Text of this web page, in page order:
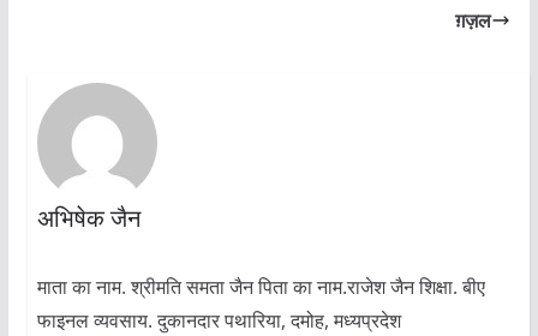
ग़ज़ल
अभिषेक जैन
माता का नाम. श्रीमति समता जैन पिता का नाम.राजेश जैन शिक्षा. बीए
फाइनल व्यवसाय. दुकानदार पथारिया, दमोह, मध्यप्रदेश